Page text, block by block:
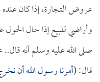
عروض التجارة، إذا كان
وأراضي للبيع إذا حال الحول
صلى الله عليه وسلم أنه
قال: (أمرنا رسول الله أن